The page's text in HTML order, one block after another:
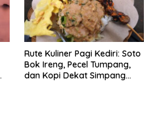
Rute Kuliner Pagi Kediri: Soto
Bok Ireng, Pecel Tumpang,
dan Kopi Dekat Simpang